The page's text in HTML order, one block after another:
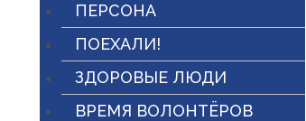
ПЕРСОНА
ПОЕХАЛИ!
ЗДОРОВЫЕ ЛЮДИ
ВРЕМЯ ВОЛОНТЁРОВ